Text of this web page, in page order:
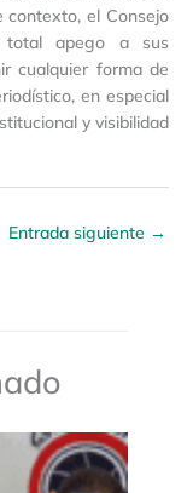
contexto, el Consejo
total apego a sus
cualquier forma de
en especial
y visibilidad
Entrada siguiente →